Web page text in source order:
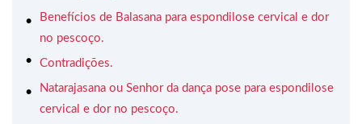
Benefícios de Balasana para espondilose cervical e dor
no pescoço.
Contradições.
Natarajasana ou Senhor da dança pose para espondilose
cervical e dor no pescoço.